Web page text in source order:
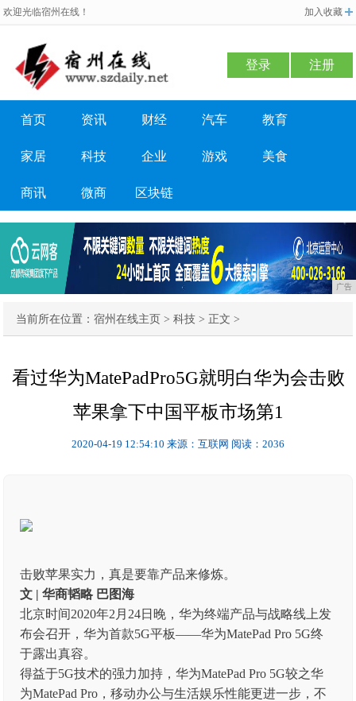
欢迎光临宿州在线！ 加入收藏
登录 注册
首页 资讯 财经 汽车 教育
家居 科技 企业 游戏 美食
商讯 微商 区块链
广告
当前所在位置：宿州在线主页 >科技 > 正文 >
看过华为MatePadPro5G就明白华为会击败
苹果拿下中国平板市场第1
2020-04-19 12:54:10 来源：互联网 阅读：2036
击败苹果实力，真是要靠产品来修炼。
文 | 华商韬略 巴图海
北京时间2020年2月24日晚，华为终端产品与战略线上发
布会召开，华为首款5G平板——华为MatePad Pro 5G终
于露出真容。
得益于5G技术的强力加持，华为MatePad Pro 5G较之华
为MatePad Pro，移动办公与生活娱乐性能更进一步，不